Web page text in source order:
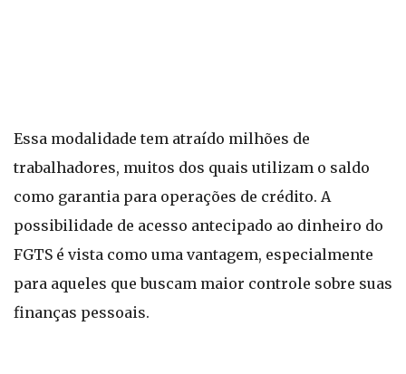
Essa modalidade tem atraído milhões de
trabalhadores, muitos dos quais utilizam o saldo
como garantia para operações de crédito. A
possibilidade de acesso antecipado ao dinheiro do
FGTS é vista como uma vantagem, especialmente
para aqueles que buscam maior controle sobre suas
finanças pessoais.